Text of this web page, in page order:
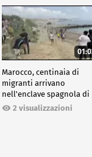
Marocco, centinaia di
migranti arrivano
nell'enclave spagnola di
Ceuta2 visualizzazioni